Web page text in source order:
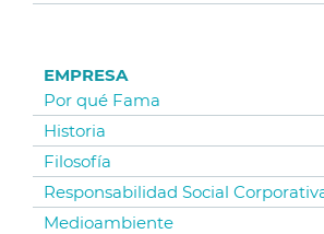
EMPRESA
Por qué Fama
Historia
Filosofía
Responsabilidad Social
Medioambiente